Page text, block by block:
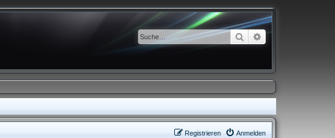
Suche Erweiterte Suche
Anmelden
Registrieren